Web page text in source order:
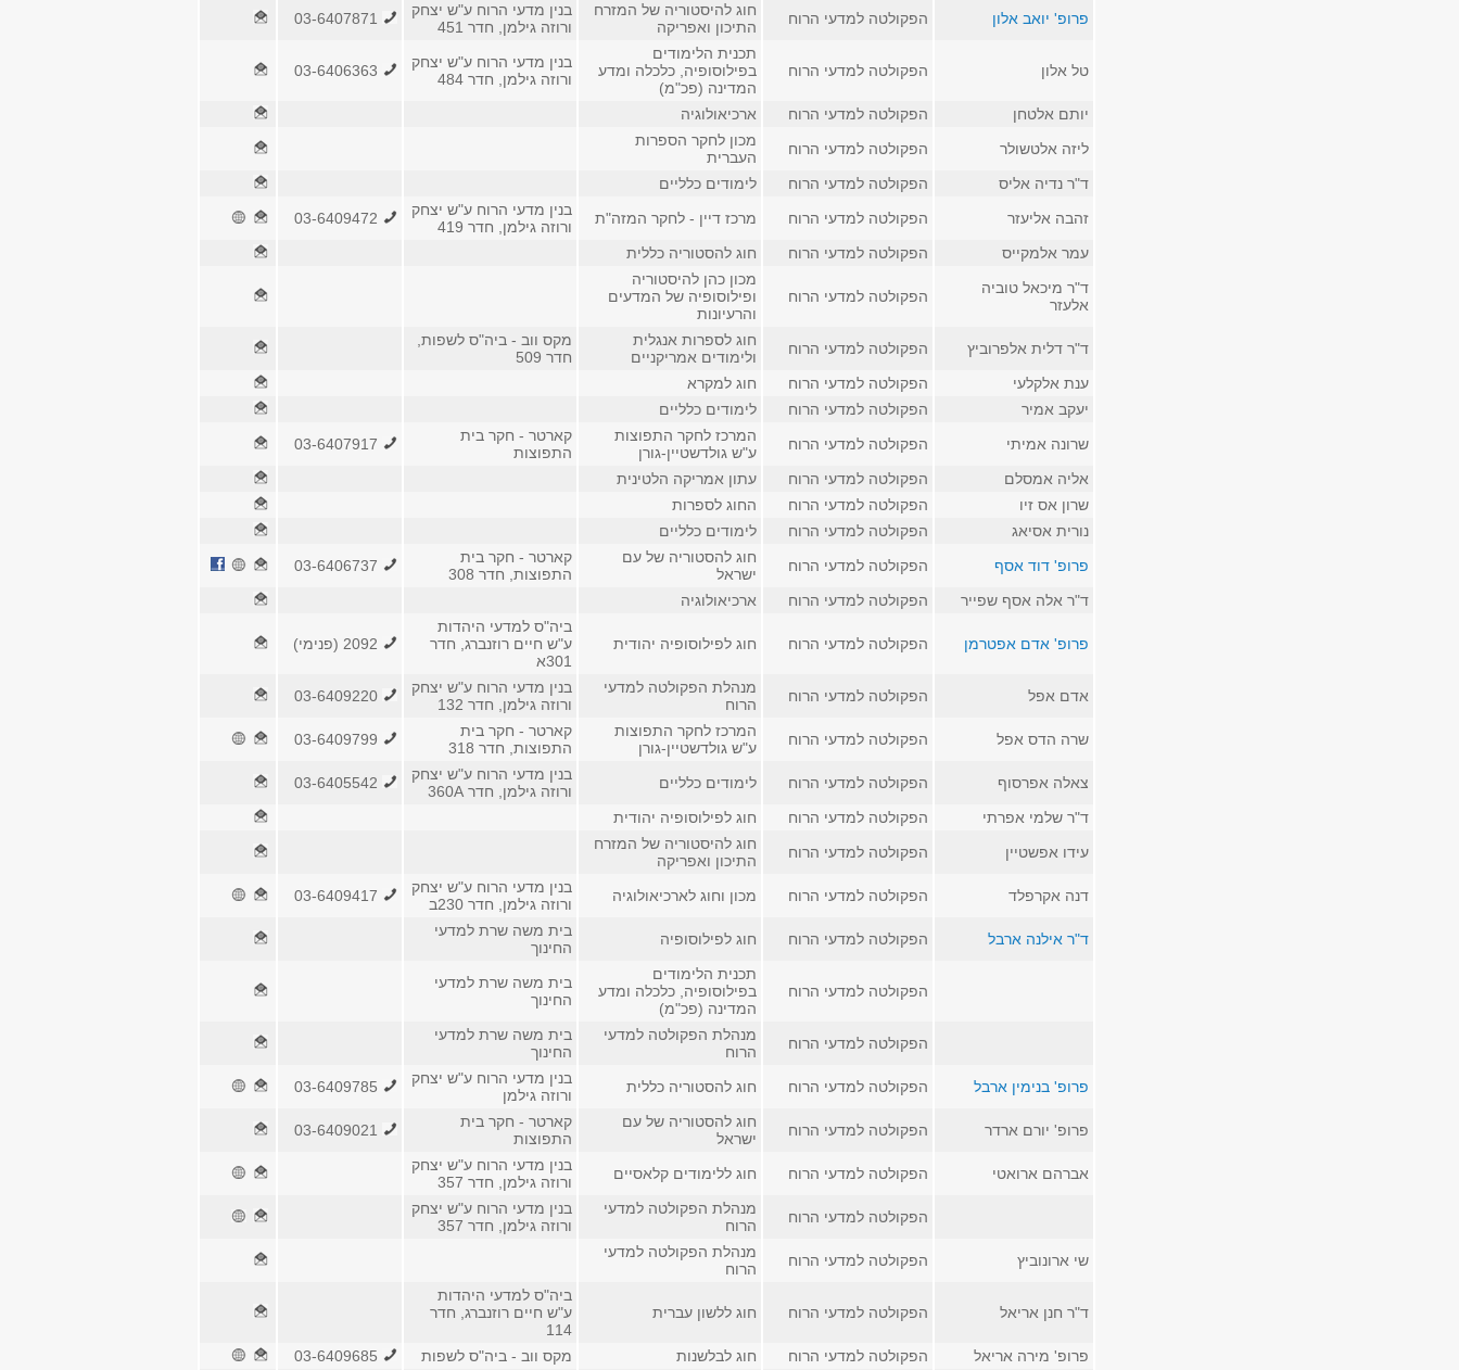
פרופ' יואב אלון הפקולטה למדעי הרוח
חוג להיסטוריה של המזרח
התיכון ואפריקה
בנין מדעי הרוח ע"ש יצחק
ורוזה גילמן, חדר 451
טל אלון הפקולטה למדעי הרוח
תכנית הלימודים
בפילוסופיה, כלכלה ומדע
המדינה (פכ"מ)
בנין מדעי הרוח ע"ש יצחק
ורוזה גילמן, חדר 484
יותם אלטחן הפקולטה למדעי הרוח
ארכיאולוגיה
ליזה אלטשולר
הפקולטה למדעי הרוח
מכון לחקר הספרות
העברית
ד"ר נדיה אליס
הפקולטה למדעי הרוח
לימודים כלליים
זהבה אליעזר
הפקולטה למדעי הרוח מרכז דיין - לחקר המזה"ת
בנין מדעי הרוח ע"ש יצחק
ורוזה גילמן, חדר 419
עמר אלמקייס
הפקולטה למדעי הרוח
חוג להסטוריה כללית
ד"ר מיכאל טוביה
אלעזר
הפקולטה למדעי הרוח
מכון כהן להיסטוריה
ופילוסופיה של המדעים
והרעיונות
ד"ר דלית אלפרוביץ
הפקולטה למדעי הרוח
חוג לספרות אנגלית
ולימודים אמריקניים
מקס ווב - ביה"ס לשפות,
חדר 509
ענת אלקלעי
הפקולטה למדעי הרוח
חוג למקרא
יעקב אמיר
הפקולטה למדעי הרוח
לימודים כלליים
שרונה אמיתי
הפקולטה למדעי הרוח
המרכז לחקר התפוצות
ע"ש גולדשטיין-גורן
קארטר - חקר בית
התפוצות
אליה אמסלם
הפקולטה למדעי הרוח
עתון אמריקה הלטינית
שרון אס זיו
הפקולטה למדעי הרוח
החוג לספרות
נורית אסיאג
הפקולטה למדעי הרוח
לימודים כלליים
פרופ' דוד אסף
הפקולטה למדעי הרוח
חוג להסטוריה של עם
ישראל
קארטר - חקר בית
התפוצות, חדר 308
ד"ר אלה אסף שפייר
הפקולטה למדעי הרוח ארכיאולוגיה
פרופ' אדם אפטרמן הפקולטה למדעי הרוח חוג לפילוסופיה יהודית
ביה"ס למדעי היהדות
ע"ש חיים רוזנברג, חדר
301א
אדם אפל הפקולטה למדעי הרוח
מנהלת הפקולטה למדעי
הרוח
בנין מדעי הרוח ע"ש יצחק
ורוזה גילמן, חדר 132
שרה הדס אפל הפקולטה למדעי הרוח
המרכז לחקר התפוצות
ע"ש גולדשטיין-גורן
קארטר - חקר בית
התפוצות, חדר 318
צאלה אפרסוף הפקולטה למדעי הרוח לימודים כלליים
בנין מדעי הרוח ע"ש יצחק
ורוזה גילמן, חדר 360A
ד"ר שלמי אפרתי
הפקולטה למדעי הרוח
חוג לפילוסופיה יהודית
עידו אפשטיין
הפקולטה למדעי הרוח
חוג להיסטוריה של המזרח
התיכון ואפריקה
דנה אקרפלד
הפקולטה למדעי הרוח מכון וחוג לארכיאולוגיה
בנין מדעי הרוח ע"ש יצחק
ורוזה גילמן, חדר 230ב
ד"ר אילנה ארבל הפקולטה למדעי הרוח חוג לפילוסופיה
בית משה שרת למדעי
החינוך
הפקולטה למדעי הרוח
תכנית הלימודים
בפילוסופיה, כלכלה ומדע
המדינה (פכ"מ)
בית משה שרת למדעי
החינוך
הפקולטה למדעי הרוח
מנהלת הפקולטה למדעי
הרוח
בית משה שרת למדעי
החינוך
פרופ' בנימין ארבל
הפקולטה למדעי הרוח חוג להסטוריה כללית
בנין מדעי הרוח ע"ש יצחק
ורוזה גילמן
פרופ' יורם ארדר הפקולטה למדעי הרוח
חוג להסטוריה של עם
ישראל
קארטר - חקר בית
התפוצות
אברהם ארואטי הפקולטה למדעי הרוח חוג ללימודים קלאסיים
בנין מדעי הרוח ע"ש יצחק
ורוזה גילמן, חדר 357
הפקולטה למדעי הרוח
מנהלת הפקולטה למדעי
הרוח
בנין מדעי הרוח ע"ש יצחק
ורוזה גילמן, חדר 357
שי ארונוביץ
הפקולטה למדעי הרוח
מנהלת הפקולטה למדעי
הרוח
ד"ר חנן אריאל הפקולטה למדעי הרוח חוג ללשון עברית
ביה"ס למדעי היהדות
ע"ש חיים רוזנברג, חדר
114
פרופ' מירה אריאל
הפקולטה למדעי הרוח חוג לבלשנות מקס ווב - ביה"ס לשפות